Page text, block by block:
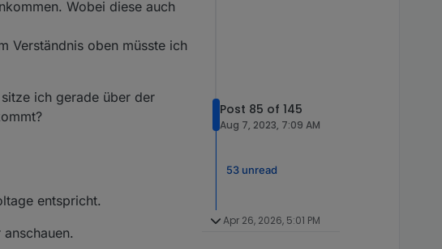
Wobei diese auch
Verständnis oben müsste ich
ich gerade über der
entspricht.
Post 85 of 145
Aug 7, 2023, 7:09 AM
53 unread
Apr 26, 2026, 5:01 PM